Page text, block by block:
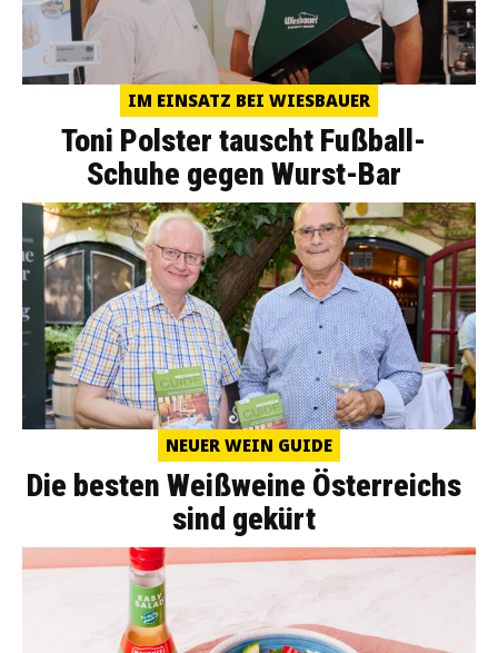
IM EINSATZ BEI WIESBAUER
Toni Polster tauscht Fußball-
Schuhe gegen Wurst-Bar
NEUER WEIN GUIDE
Die besten Weißweine Österreichs
sind gekürt